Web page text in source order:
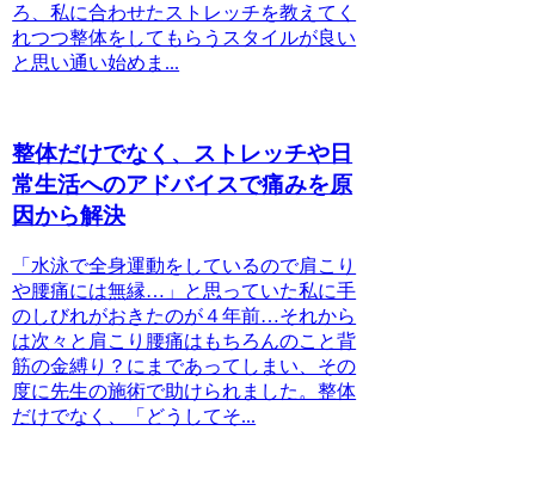
ろ、私に合わせたストレッチを教えてく
れつつ整体をしてもらうスタイルが良い
と思い通い始めま...
整体だけでなく、ストレッチや日
常生活へのアドバイスで痛みを原
因から解決
「水泳で全身運動をしているので肩こり
や腰痛には無縁…」と思っていた私に手
のしびれがおきたのが４年前…それから
は次々と肩こり腰痛はもちろんのこと背
筋の金縛り？にまであってしまい、その
度に先生の施術で助けられました。整体
だけでなく、「どうしてそ...